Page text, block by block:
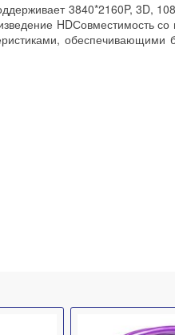
3840*2160P, 3D,
HDСовместимость